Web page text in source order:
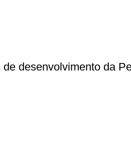
desenvolvimento da